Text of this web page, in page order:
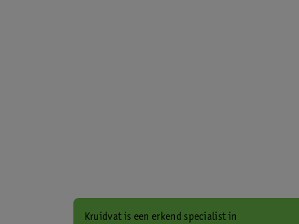
Kruidvat is een erkend specialist in